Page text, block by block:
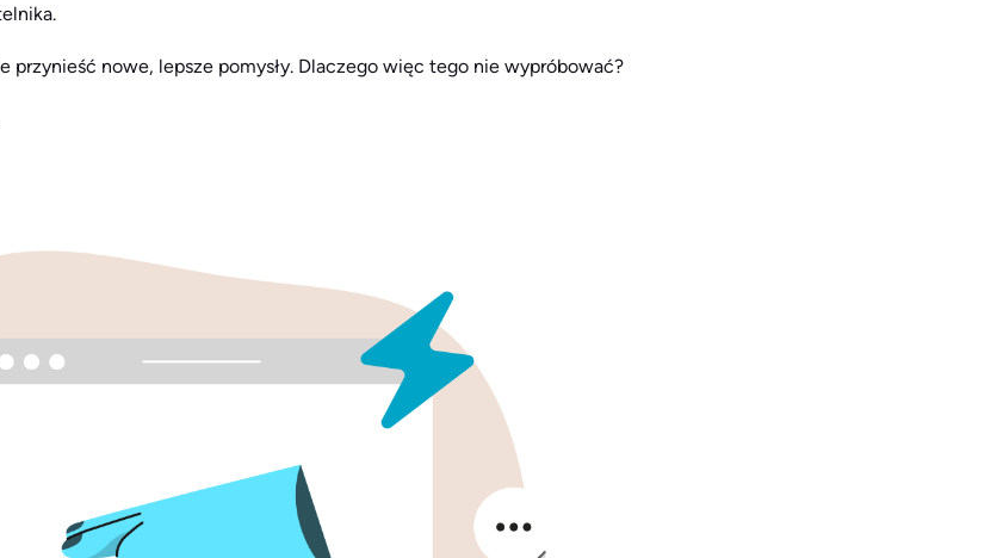
przynieść nowe, lepsze pomysły. Dlaczego więc tego nie wypróbować?